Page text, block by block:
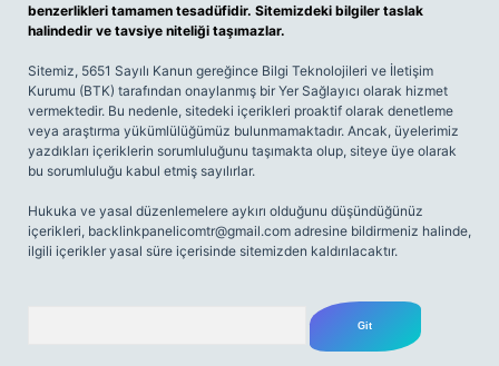
benzerlikleri tamamen tesadüfidir. Sitemizdeki bilgiler taslak
halindedir ve tavsiye niteliği taşımazlar.
Sitemiz, 5651 Sayılı Kanun gereğince Bilgi Teknolojileri ve İletişim
Kurumu (BTK) tarafından onaylanmış bir Yer Sağlayıcı olarak hizmet
vermektedir. Bu nedenle, sitedeki içerikleri proaktif olarak denetleme
veya araştırma yükümlülüğümüz bulunmamaktadır. Ancak, üyelerimiz
yazdıkları içeriklerin sorumluluğunu taşımakta olup, siteye üye olarak
bu sorumluluğu kabul etmiş sayılırlar.
Hukuka ve yasal düzenlemelere aykırı olduğunu düşündüğünüz
içerikleri, backlinkpanelicomtr@gmail.com adresine bildirmeniz halinde,
ilgili içerikler yasal süre içerisinde sitemizden kaldırılacaktır.